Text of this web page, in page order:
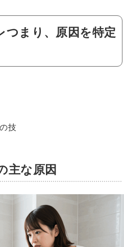
つまり、原因を特定
技
主な原因